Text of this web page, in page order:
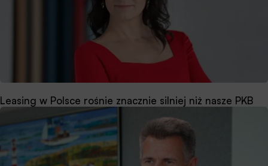
Leasing w Polsce rośnie znacznie silniej niż nasze PKB